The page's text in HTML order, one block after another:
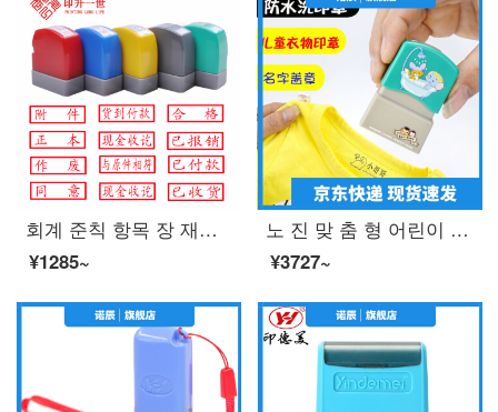
회계 준칙 항목 장 재무 통용 장 폐기 부 서 는 이미 현금 수령 이 완료 되 고 이체 가 완료 되 는 사본 에 동의 한다.
¥1285~
노 진 맞 춤 형 어린이 옷 도장 광 민 옷 도장 떨 음 같은 유치원 이름 붙 인 방수 세탁 물 빠짐 없 는 라 임 + 포장 박스
¥3727~